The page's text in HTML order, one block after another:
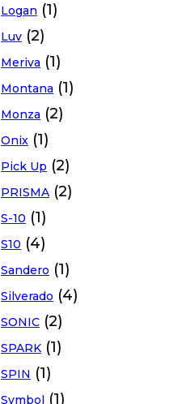
Logan (1)
Luv (2)
Meriva (1)
Montana (1)
Monza (2)
Onix (1)
Pick Up (2)
PRISMA (2)
S-10 (1)
S10 (4)
Sandero (1)
Silverado (4)
SONIC (2)
SPARK (1)
SPIN (1)
Symbol (1)